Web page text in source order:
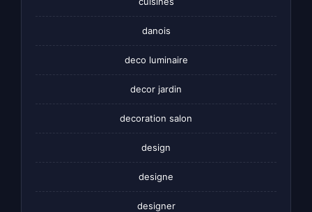
danois
deco luminaire
decor jardin
decoration salon
design
designe
designer